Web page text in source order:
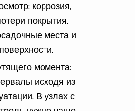
коррозия,
покрытия.
места и
момента:
исходя из
В узлах с